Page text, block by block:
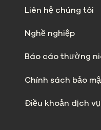
Liên hệ chúng tôi
Nghề nghiệp
Báo cáo thường
Chính sách bảo
Điều khoản dịch vụ